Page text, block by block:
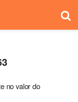
no valor do